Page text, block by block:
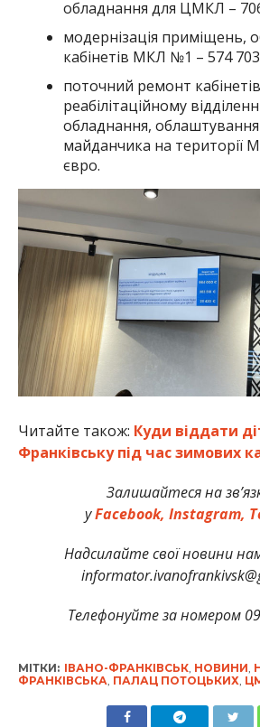
обладнання для ЦМКЛ –
модернізація приміщень,
кабінетів МКЛ №1 – 574
поточний ремонт
реабілітаційному
обладнання, облаштування
майданчика на території
євро.
Читайте також: Куди віддати
Франківську під час зимових
Залишайтеся на
уFacebook, Instagram,
Надсилайте свої новини
Телефонуйте за номером
МІТКИ: ІВАНО-ФРАНКІВСЬК, НОВИНИ
ФРАНКІВСЬКА ПАЛАЦ ПОТОЦЬКИХ